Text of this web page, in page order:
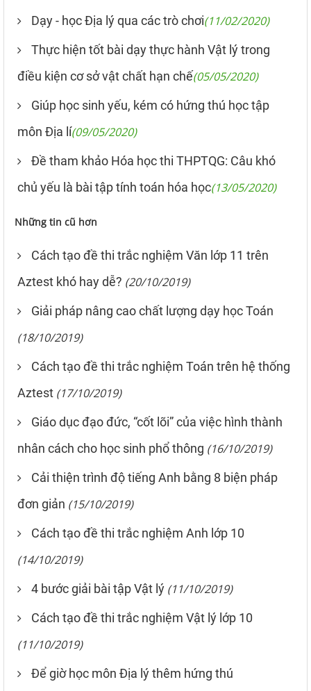
Dạy - học Địa lý qua các trò chơi(11/02/2020)
Thực hiện tốt bài dạy thực hành Vật lý trong
điều kiện cơ sở vật chất hạn chế(05/05/2020)
Giúp học sinh yếu, kém có hứng thú học tập
môn Địa lí(09/05/2020)
Đề tham khảo Hóa học thi THPTQG: Câu khó
chủ yếu là bài tập tính toán hóa học(13/05/2020)
Những tin cũ hơn
Cách tạo đề thi trắc nghiệm Văn lớp 11 trên
Aztest khó hay dễ? (20/10/2019)
Giải pháp nâng cao chất lượng dạy học Toán
(18/10/2019)
Cách tạo đề thi trắc nghiệm Toán trên hệ thống
Aztest (17/10/2019)
Giáo dục đạo đức, “cốt lõi” của việc hình thành
nhân cách cho học sinh phổ thông (16/10/2019)
Cải thiện trình độ tiếng Anh bằng 8 biện pháp
đơn giản (15/10/2019)
Cách tạo đề thi trắc nghiệm Anh lớp 10
(14/10/2019)
4 bước giải bài tập Vật lý (11/10/2019)
Cách tạo đề thi trắc nghiệm Vật lý lớp 10
(11/10/2019)
Để giờ học môn Địa lý thêm hứng thú